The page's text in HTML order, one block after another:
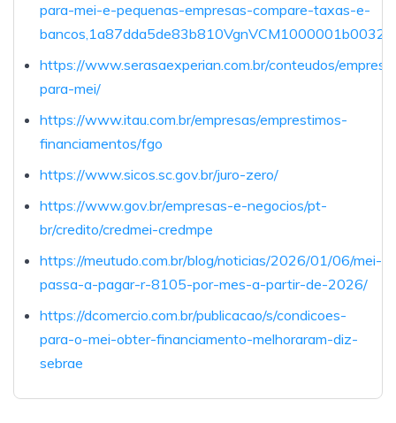
para-mei-e-pequenas-empresas-compare-taxas-e-
https://www.serasaexperian.com.br/conteudos/
para-mei/
https://www.itau.com.br/empresas/emprestimos-
financiamentos/fgo
https://www.sicos.sc.gov.br/juro-zero/
https://www.gov.br/empresas-e-negocios/pt-
br/credito/credmei-credmpe
https://meutudo.com.br/blog/noticias/2026/01/06/mei-
passa-a-pagar-r-8105-por-mes-a-partir-de-2026/
https://dcomercio.com.br/publicacao/s/condicoes-
para-o-mei-obter-financiamento-melhoraram-diz-
sebrae